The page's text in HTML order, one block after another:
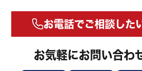
お電話でご相談した
お気軽にお問い合わ